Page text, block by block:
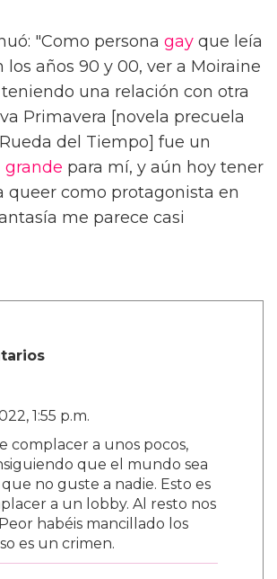
"Como persona gay que leía
los años 90 y 00, ver a Moiraine
una relación con otra
Primavera [novela precuela
del Tiempo] fue un
grande para mí, y aún hoy tener
queer como protagonista en
me parece casi
1:55 p.m.
complacer a unos pocos,
que el mundo sea
no guste a nadie. Esto es
a un lobby. Al resto nos
habéis mancillado los
es un crimen.